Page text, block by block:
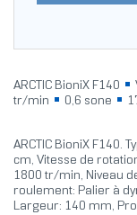
ARCTIC BioniX F140
tr/min
0,6 sone
ARCTIC BioniX F140.
cm, Vitesse de
1800 tr/min, Niveau
roulement: Palier à
Largeur: 140 mm,